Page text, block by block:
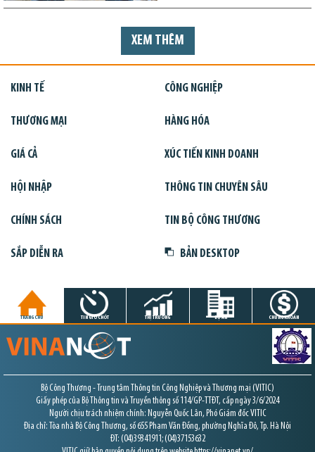
XEM THÊM
KINH TẾ CÔNG NGHIỆP
THƯƠNG MẠI HÀNG HÓA
GIÁ CẢ XÚC TIẾN KINH DOANH
HỘI NHẬP THÔNG TIN CHUYÊN SÂU
CHÍNH SÁCH TIN BỘ CÔNG THƯƠNG
SẮP DIỄN RA BẢN DESKTOP
TRANG CHỦ TIN GIỜ CHÓT THỊ TRƯỜNG DỰ ÁN CHỨNG KHOÁN
Bộ Công Thương - Trung tâm Thông tin Công Nghiệp và Thương mại (VITIC)
Giấy phép của Bộ Thông tin và Truyền thông số 114/GP-TTĐT, cấp ngày 3/6/2024
Người chịu trách nhiệm chính: Nguyễn Quốc Lân, Phó Giám đốc VITIC
Địa chỉ: Tòa nhà Bộ Công Thương, số 655 Phạm Văn Đồng, phường Nghĩa Đô, Tp. Hà Nội
ĐT: (04)39341911; (04)37153632